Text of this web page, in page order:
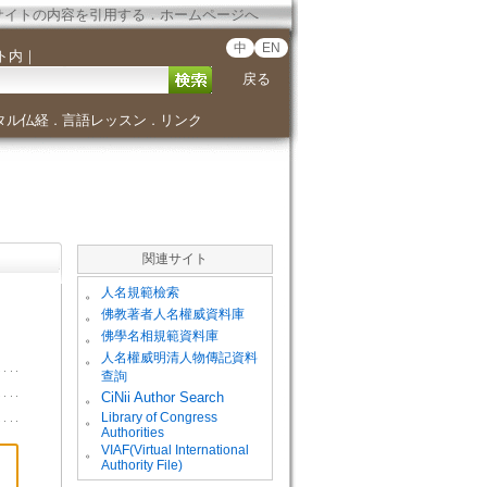
イトの内容を引用する．ホームページへ
内 ｜ 中 EN
戻る
ル仏経． 言語レッスン ． リンク
関連サイト
。 人名規範檢索
。 佛教著者人名權威資料庫
。 佛學名相規範資料庫
。
人名權威明清人物傳記資料
查詢
。
CiNii Author Search
。
Library of Congress
Authorities
。
VIAF(Virtual International
Authority File)